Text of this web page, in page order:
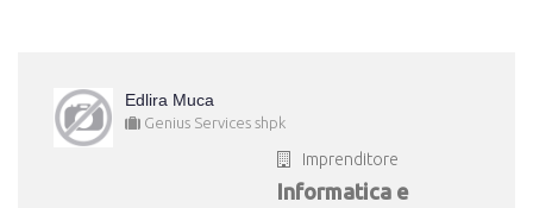
Edlira Muca
Genius Services shpk
Imprenditore
Informatica e